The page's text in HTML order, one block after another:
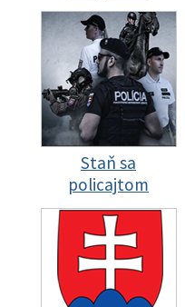
Staň sa
policajtom